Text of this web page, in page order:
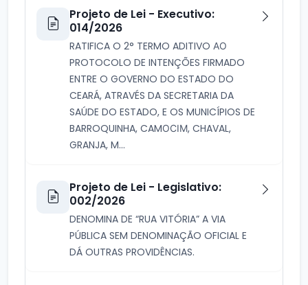
Projeto de Lei - Executivo:
014/2026
RATIFICA O 2° TERMO ADITIVO АО
PROTOCOLO DE INTENÇÕES FIRMADO
ENTRE O GOVERNO DO ESTADO DO
CEARÁ, ATRAVÉS DA SECRETARIA DA
SAÚDE DO ESTADO, E OS MUNICÍPIOS DE
BARROQUINHA, CAMОСІМ, CHAVAL,
GRANJA, M...
Projeto de Lei - Legislativo:
002/2026
DENOMINA DE “RUA VITÓRIA” A VIA
PÚBLICA SEM DENOMINAÇÃO OFICIAL E
DÁ OUTRAS PROVIDÊNCIAS.